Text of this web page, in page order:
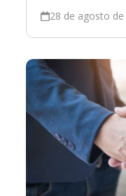
28 de agosto de